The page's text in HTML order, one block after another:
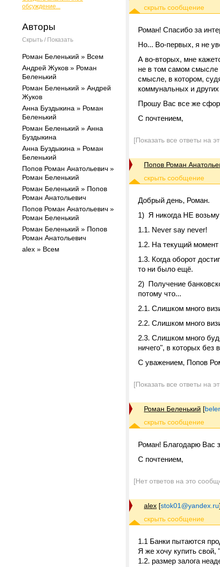
обсуждение...
Авторы
Скрыть / Показать
Роман Беленький » Всем
Андрей Жуков » Роман
Беленький
Роман Беленький » Андрей
Жуков
Анна Буздыкина » Роман
Беленький
Роман Беленький » Анна
Буздыкина
Анна Буздыкина » Роман
Беленький
Попов Роман Анатольевич »
Роман Беленький
Роман Беленький » Попов
Роман Анатольевич
Попов Роман Анатольевич »
Роман Беленький
Роман Беленький » Попов
Роман Анатольевич
alex » Всем
Роман! Спасибо за
Но... Во-первых, я не
А во-вторых, мне
не в том самом смысле
смысле, в котором,
коммунальных и
Прошу Вас все же
С почтением,
[Показать все ответы на
Попов Роман
Добрый день, Роман.
1) Я никогда НЕ
1.1. Never say never!
1.2. На текущий момент
1.3. Когда оборот
то ни было ещё.
2) Получение
потому что...
2.1. Слишком много
2.2. Слишком много
2.3. Слишком много
ничего", в которых без
С уважением, Попов
[Показать все ответы на
Роман Беленький [
Роман! Благодарю Вас
С почтением,
[Нет ответов на это
alex [stok01@yandex.ru
1.1 Банки пытаются
Я же хочу купить свой,
1.2. размер залога